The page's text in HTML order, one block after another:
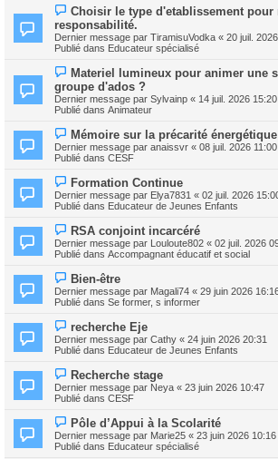
s
a
g
e
u
m
e
s
s
a
g
e
N
o
u
v
e
u
m
e
s
s
a
g
e
Choisir le type d'etablissement pour
responsabilité.
Dernier message par TiramisuVodka « 20 juil.
Publié dans Educateur spécialisé
N
o
u
v
e
u
m
e
s
a
g
e
Materiel lumineux pour animer une
groupe d'ados ?
Dernier message par Sylvainp « 14 juil. 2026 15:20
Publié dans Animateur
N
o
u
v
a
u
m
s
s
a
e
Mémoire sur la précarité énergétique
Dernier message par anaissvr « 08 juil. 2026 11:00
Publié dans CESF
N
o
u
v
a
u
m
s
s
a
Formation Continue
Dernier message par Elya7831 « 02 juil. 2026
Publié dans Educateur de Jeunes Enfants
N
o
u
v
a
u
m
s
s
a
e
RSA conjoint incarcéré
Dernier message par Louloute802 « 02 juil. 2026
Publié dans Accompagnant éducatif et social
N
o
u
v
a
u
m
s
s
a
e
Bien-être
Dernier message par Magali74 « 29 juin 2026
Publié dans Se former, s informer
N
o
u
v
a
u
m
s
s
a
recherche Eje
Dernier message par Cathy « 24 juin 2026 20:31
Publié dans Educateur de Jeunes Enfants
N
o
u
v
a
u
m
Recherche stage
Dernier message par Neya « 23 juin 2026 10:47
Publié dans CESF
N
o
u
v
Pôle d’Appui à la Scolarité
Dernier message par Marie25 « 23 juin 2026 10:16
Publié dans Educateur spécialisé